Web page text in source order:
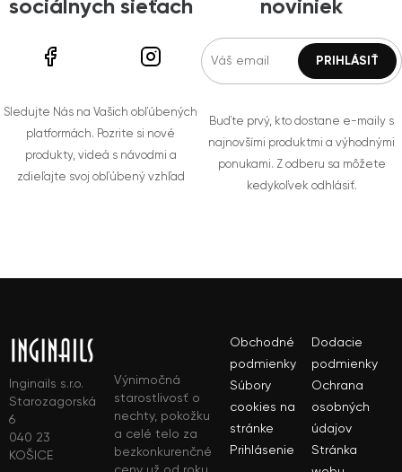
sociálnych sieťach
Sledujte Nás na Vašich obľúbených
platformách. Pozrite si nové
produkty, videá s návodmi a
zdieľajte svoj obľúbený vzhľad
noviniek
Buďte prvý, kto dostane e-maily s
najnovšími produktmi a výhodnými
ponukami. Z odberu sa môžete
kedykoľvek odhlásiť.
Inginails s.r.o.
Starozagorská
6
040 23
KOŠICE
Výnimočná
starostlivosť o
nechty, pokožku
a celé telo za
bezkonkurenčné
Obchodné
podmienky
Dodacie
podmienky
Súbory
cookies na
stránke
Ochrana
osobných
údajov
Prihlásenie
Stránka